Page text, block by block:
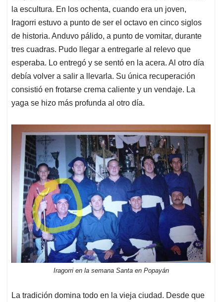
la escultura. En los ochenta, cuando era un joven,
Iragorri estuvo a punto de ser el octavo en cinco siglos
de historia. Anduvo pálido, a punto de vomitar, durante
tres cuadras. Pudo llegar a entregarle al relevo que
esperaba. Lo entregó y se sentó en la acera. Al otro día
debía volver a salir a llevarla. Su única recuperación
consistió en frotarse crema caliente y un vendaje. La
yaga se hizo más profunda al otro día.
Iragorri en la semana Santa en Popayán
La tradición domina todo en la vieja ciudad. Desde que